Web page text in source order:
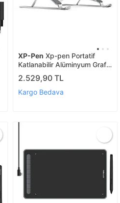
XP-Pen Xp-pen Portatif
Katlanabilir Alüminyum Grafik
Ekran Tablet Standı
2.529,90 TL
Kargo Bedava